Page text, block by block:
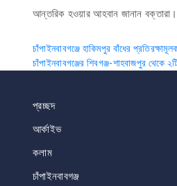
আন্তরিক হওয়ার আহবান জানান বক্তারা।
Post
navigation
চাঁপাইনবাবগঞ্জে হাকিমপুর বাঁধের
চাঁপাইনবাবগঞ্জের শিবগঞ্জ-শাহবাজপুর থেকে
প্রচ্ছদ
আর্কাইভ
কলাম
চাঁপাইনবাবগঞ্জ